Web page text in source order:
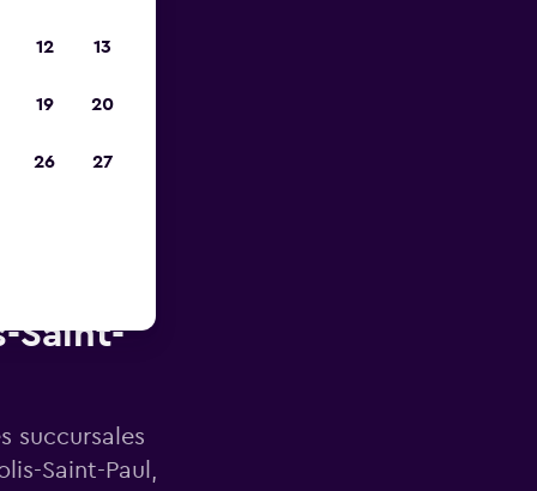
Saint-
succursales
Saint-Paul,
12 13
19 20
26 27